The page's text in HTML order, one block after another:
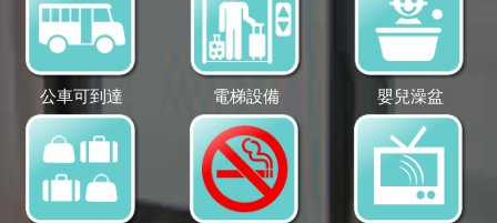
公車可到達 電梯設備 嬰兒澡盆